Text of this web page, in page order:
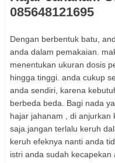
085648121695
Dengan berbentuk batu,
anda dalam pemakaian.
menentukan ukuran dosis
hingga tinggi. anda cukup
anda sendiri, karena
berbeda beda. Bagi nada
hajar jahanam , di anjurkan
saja.jangan terlalu keruh
keruh efeknya nanti anda
istri anda sudah kecapekan